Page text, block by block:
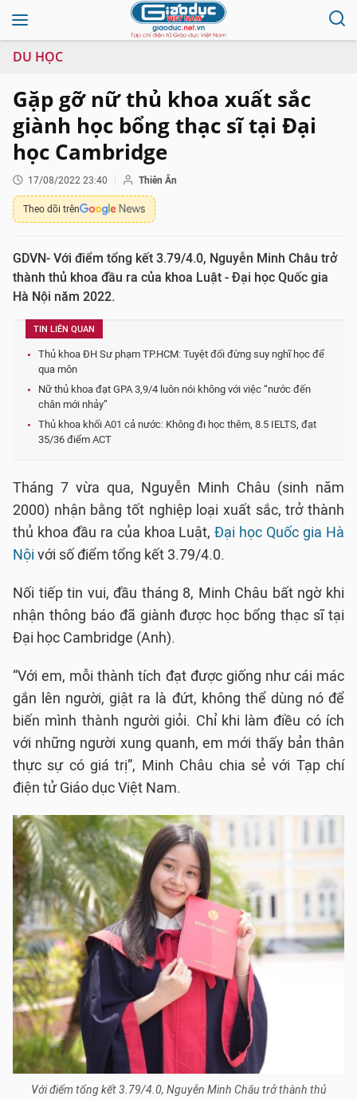
DU HỌC
Gặp gỡ nữ thủ khoa xuất sắc
giành học bổng thạc sĩ tại Đại
học Cambridge
17/08/2022 23:40 Thiên Ân
Theo dõi trên
GDVN- Với điểm tổng kết 3.79/4.0, Nguyễn Minh Châu trở
thành thủ khoa đầu ra của khoa Luật - Đại học Quốc gia
Hà Nội năm 2022.
TIN LIÊN QUAN
Thủ khoa ĐH Sư phạm TP.HCM: Tuyệt đối đừng suy nghĩ học để
qua môn
Nữ thủ khoa đạt GPA 3,9/4 luôn nói không với việc “nước đến
chân mới nhảy”
Thủ khoa khối A01 cả nước: Không đi học thêm, 8.5 IELTS, đạt
35/36 điểm ACT
Tháng 7 vừa qua, Nguyễn Minh Châu (sinh năm
2000) nhận bằng tốt nghiệp loại xuất sắc, trở thành
thủ khoa đầu ra của khoa Luật,Đại học Quốc gia Hà
Nội với số điểm tổng kết 3.79/4.0.
Nối tiếp tin vui, đầu tháng 8, Minh Châu bất ngờ khi
nhận thông báo đã giành được học bổng thạc sĩ tại
Đại học Cambridge (Anh).
“Với em, mỗi thành tích đạt được giống như cái mác
gắn lên người, giật ra là đứt, không thể dùng nó để
biến mình thành người giỏi. Chỉ khi làm điều có ích
với những người xung quanh, em mới thấy bản thân
thực sự có giá trị”, Minh Châu chia sẻ với Tạp chí
điện tử Giáo dục Việt Nam.
Với điểm tổng kết 3.79/4.0, Nguyễn Minh Châu trở thành thủ